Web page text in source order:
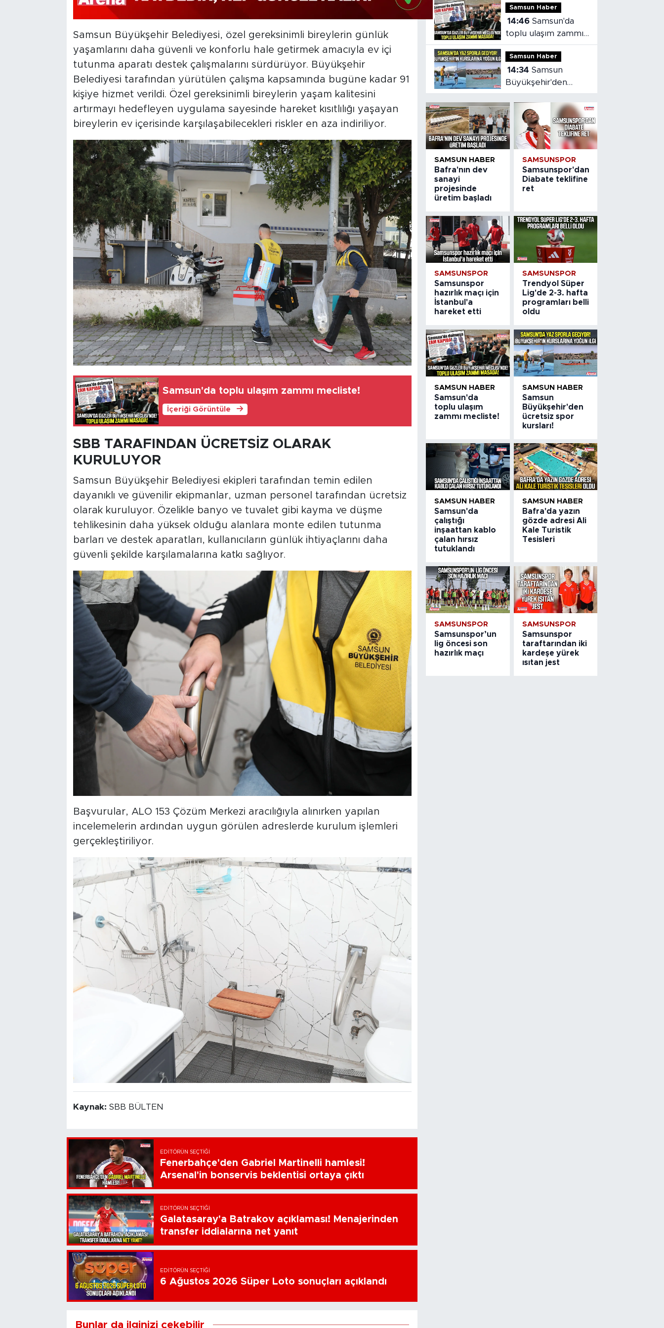
Samsun Büyükşehir Belediyesi, özel gereksinimli bireylerin günlük
yaşamlarını daha güvenli ve konforlu hale getirmek amacıyla ev içi
tutunma aparatı destek çalışmalarını sürdürüyor. Büyükşehir
Belediyesi tarafından yürütülen çalışma kapsamında bugüne kadar 91
kişiye hizmet verildi. Özel gereksinimli bireylerin yaşam kalitesini
artırmayı hedefleyen uygulama sayesinde hareket kısıtlılığı yaşayan
bireylerin ev içerisinde karşılaşabilecekleri riskler en aza indiriliyor.
Samsun'da toplu ulaşım zammı mecliste!
İçeriği Görüntüle
SBB TARAFINDAN ÜCRETSİZ OLARAK
KURULUYOR
Samsun Büyükşehir Belediyesi ekipleri tarafından temin edilen
dayanıklı ve güvenilir ekipmanlar, uzman personel tarafından ücretsiz
olarak kuruluyor. Özelikle banyo ve tuvalet gibi kayma ve düşme
tehlikesinin daha yüksek olduğu alanlara monte edilen tutunma
barları ve destek aparatları, kullanıcıların günlük ihtiyaçlarını daha
güvenli şekilde karşılamalarına katkı sağlıyor.
Başvurular, ALO 153 Çözüm Merkezi aracılığıyla alınırken yapılan
incelemelerin ardından uygun görülen adreslerde kurulum işlemleri
gerçekleştiriliyor.
Kaynak: SBB BÜLTEN
EDITÖRÜN SEÇTIĞI
Fenerbahçe'den Gabriel Martinelli hamlesi!
Arsenal'in bonservis beklentisi ortaya çıktı
EDITÖRÜN SEÇTIĞI
Galatasaray'a Batrakov açıklaması! Menajerinden
transfer iddialarına net yanıt
EDITÖRÜN SEÇTIĞI
6 Ağustos 2026 Süper Loto sonuçları açıklandı
Bunlar da ilginizi çekebilir
belli oldu
Samsun Haber
14:46 Samsun'da
toplu ulaşım zammı
mecliste!
Samsun Haber
14:34 Samsun
Büyükşehir'den
ücretsiz spor
kursları!
SAMSUN HABER
Bafra'nın dev
sanayi
projesinde
üretim başladı
SAMSUNSPOR
Samsunspor'dan
Diabate teklifine
ret
SAMSUNSPOR
Samsunspor
hazırlık maçı için
İstanbul'a
hareket etti
SAMSUNSPOR
Trendyol Süper
Lig'de 2-3. hafta
programları belli
oldu
SAMSUN HABER
Samsun'da
toplu ulaşım
zammı mecliste!
SAMSUN HABER
Samsun
Büyükşehir'den
ücretsiz spor
kursları!
SAMSUN HABER
Samsun'da
çalıştığı
inşaattan kablo
çalan hırsız
tutuklandı
SAMSUN HABER
Bafra'da yazın
gözde adresi Ali
Kale Turistik
Tesisleri
SAMSUNSPOR
Samsunspor’un
lig öncesi son
hazırlık maçı
SAMSUNSPOR
Samsunspor
taraftarından iki
kardeşe yürek
ısıtan jest